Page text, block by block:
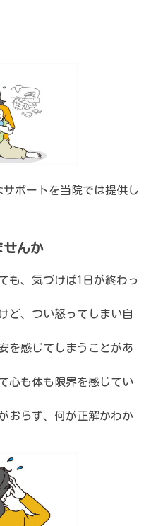
ポートを当院では提供し
んか
も、気づけば1日が終わっ
ど、つい怒ってしまい自
を感じてしまうことがあ
心も体も限界を感じてい
おらず、何が正解かわか